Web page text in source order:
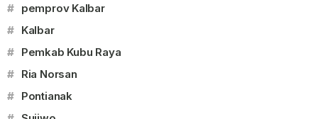
# pemprov Kalbar
# Kalbar
# Pemkab Kubu Raya
# Ria Norsan
# Pontianak